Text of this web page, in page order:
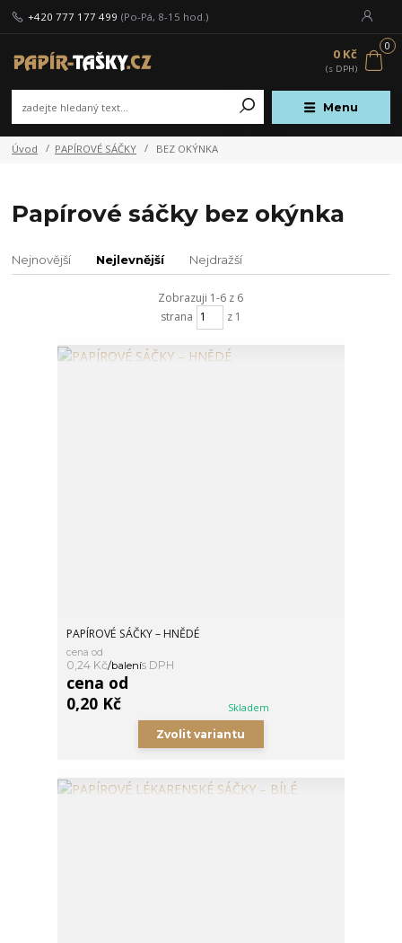
Menu
+420 777 177 499 (Po-Pá, 8-15 hod.)
0
0 Kč
Úvod PAPÍROVÉ SÁČKY BEZ OKÝNKA
Papírové sáčky bez okýnka
Nejnovější Nejlevnější Nejdražší
Zobrazuji 1-6 z 6
strana
z 1
PAPÍROVÉ SÁČKY – HNĚDÉ
cena od
0,24 Kč/balení
cena od
0,20 Kč
Skladem
Zvolit variantu